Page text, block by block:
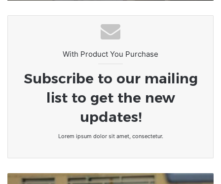
With Product You Purchase
Subscribe to our mailing
list to get the new
updates!
Lorem ipsum dolor sit amet, consectetur.
Togo-